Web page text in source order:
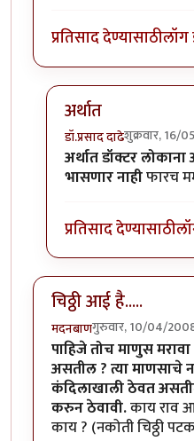
प्रतिसाद देण्यासाठीलॉग
अर्थात
डॉ.प्रसाद दाढेशुक्रवार, 16/
In reply toवि.सू. :by
अर्थात डॉक्टर
भासणार नाहीफारच
प्रतिसाद देण्यासाठी
चिठ्ठी आई है.....
मदनबाणगुरुवार, 10/04/
पाहिजे तोच माणुस
असतील ? त्या माणसाचे
कंदिलाखाली ठेवत
करुन ठेवावी.काय राव
काय ? (नकोती चिठ्ठी